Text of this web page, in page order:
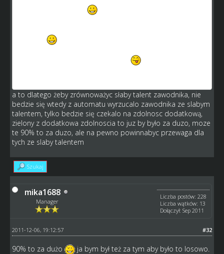
a to dlatego żeby zrównoważyc słaby talent zawodnika, nie
bedzie się wtedy z automatu wyrzucalo zawodnika ze slabym
talentem, tylko bedzie się czekalo na zdolnosc dodatkową,
zielony z dodatkowa zdolnoscia to juz by było za duzo, moze
te 90% to za duzo, ale na pewno powinnabyc przewaga dla
tych ze slaby talentem
Szukaj
mika1688
Manager
Liczba postów: 228
Liczba wątków: 13
Dołączył: Sep 2011
#32
2011-12-06, 19:12:57
90% to za dużo
ja bym był też za tym aby było to losowo.